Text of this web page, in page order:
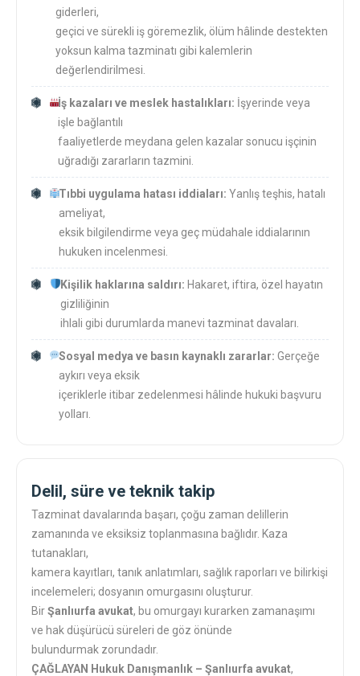
giderleri,
geçici ve sürekli iş göremezlik, ölüm hâlinde destekten
yoksun kalma tazminatı gibi kalemlerin
değerlendirilmesi.
İş kazaları ve meslek hastalıkları: İşyerinde veya
işle bağlantılı
faaliyetlerde meydana gelen kazalar sonucu işçinin
uğradığı zararların tazmini.
Tıbbi uygulama hatası iddiaları: Yanlış teşhis, hatalı
ameliyat,
eksik bilgilendirme veya geç müdahale iddialarının
hukuken incelenmesi.
Kişilik haklarına saldırı: Hakaret, iftira, özel hayatın
gizliliğinin
ihlali gibi durumlarda manevi tazminat davaları.
Sosyal medya ve basın kaynaklı zararlar: Gerçeğe
aykırı veya eksik
içeriklerle itibar zedelenmesi hâlinde hukuki başvuru
yolları.
Delil, süre ve teknik takip
Tazminat davalarında başarı, çoğu zaman delillerin
zamanında ve eksiksiz toplanmasına bağlıdır. Kaza
tutanakları,
kamera kayıtları, tanık anlatımları, sağlık raporları ve bilirkişi
incelemeleri; dosyanın omurgasını oluşturur.
BirŞanlıurfa avukat, bu omurgayı kurarken zamanaşımı
ve hak düşürücü süreleri de göz önünde
bulundurmak zorundadır.
ÇAĞLAYAN Hukuk Danışmanlık – Şanlıurfa avukat,